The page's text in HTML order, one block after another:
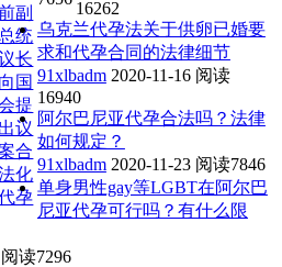
副
总统
长
向国
提
出议
合
化
孕
16262
乌克兰代孕法关于供卵已婚要
求和代孕合同的法律细节
91xlbadm 2020-11-16 阅读
16940
阿尔巴尼亚代孕合法吗？法律
如何规定？
91xlbadm 2020-11-23 阅读7846
单身男性gay等LGBT在阿尔巴
尼亚代孕可行吗？有什么限
阅读7296